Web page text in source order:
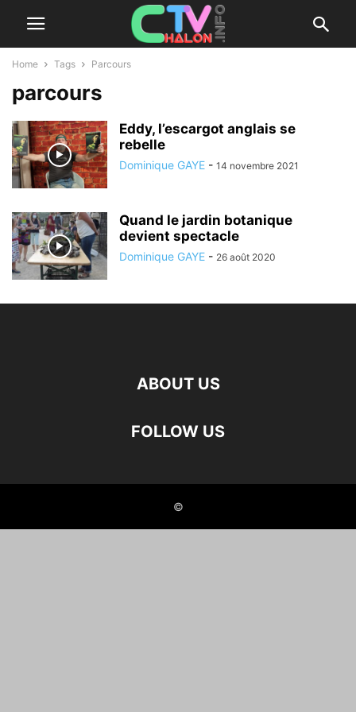
Home Tags Parcours
parcours
Eddy, l’escargot anglais se
rebelle
Dominique GAYE - 14 novembre 2021
Quand le jardin botanique
devient spectacle
Dominique GAYE - 26 août 2020
ABOUT US
FOLLOW US
©